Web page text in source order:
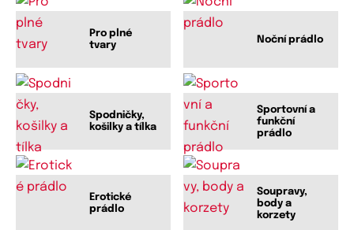
Pro plné
tvary
Noční prádlo
Spodničky,
košilky a tílka
Sportovní a
funkční
prádlo
Erotické
prádlo
Soupravy,
body a
korzety